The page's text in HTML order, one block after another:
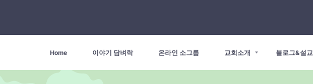
Home 이야기 담벼락 온라인 소그룹 교회소개 블로그&설교